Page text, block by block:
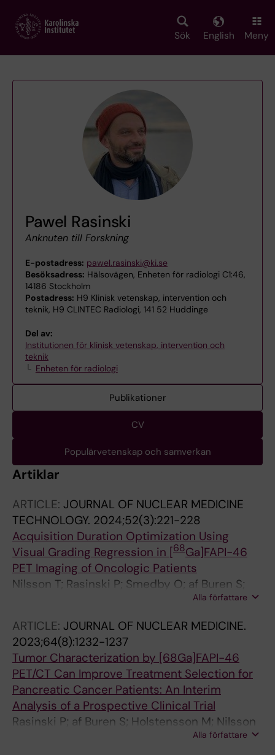
main
Sök English Meny
Pawel Rasinski
Anknuten till Forskning
E-postadress: pawel.rasinski@ki.se
Besöksadress: Hälsovägen, Enheten för radiologi C1:46,
14186 Stockholm
Postadress: H9 Klinisk vetenskap, intervention och
teknik, H9 CLINTEC Radiologi, 141 52 Huddinge
Del av:
Institutionen för klinisk vetenskap, intervention och
teknik
Enheten för radiologi
Publikationer
CV
Populärvetenskap och samverkan
Artiklar
ARTICLE: JOURNAL OF NUCLEAR MEDICINE
TECHNOLOGY. 2024;52(3):221-228
Acquisition Duration Optimization Using
Visual Grading Regression in [68Ga]FAPI-46
PET Imaging of Oncologic Patients
Nilsson T; Rasinski P; Smedby O; af Buren S;
Sparrelid E; Lohr JM; Tran TA; Blomgren A;
Alla författare
ARTICLE: JOURNAL OF NUCLEAR MEDICINE.
2023;64(8):1232-1237
Tumor Characterization by [68Ga]FAPI-46
PET/CT Can Improve Treatment Selection for
Pancreatic Cancer Patients: An Interim
Analysis of a Prospective Clinical Trial
Rasinski P; af Buren S; Holstensson M; Nilsson
T; Loizou L; Tran TA; Sparrelid E; Lohr JM;
Alla författare